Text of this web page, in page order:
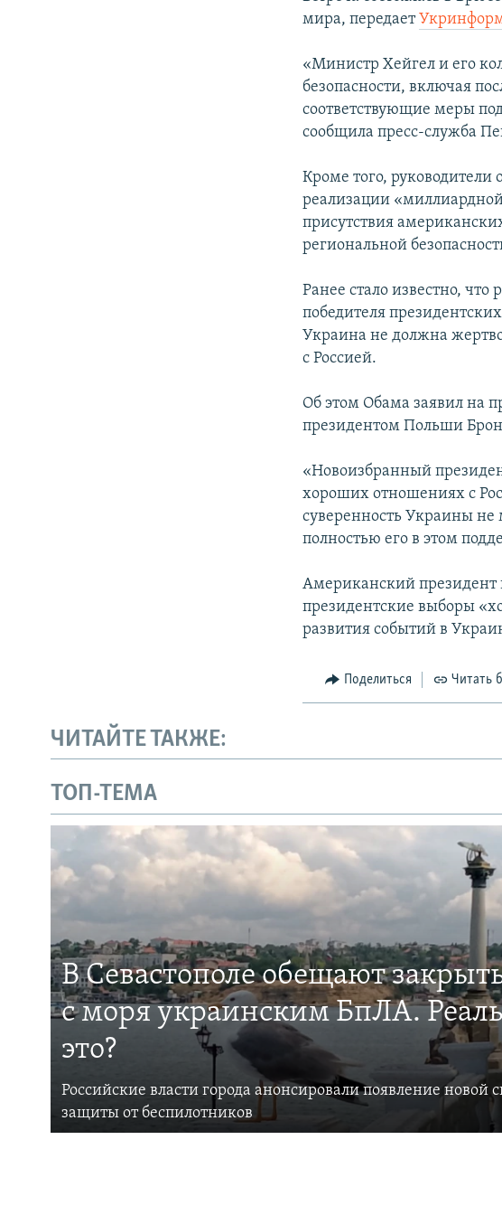
мира, передает
«Министр Хейгел и его
безопасности, включая
соответствующие меры
сообщила пресс-служба
Кроме того, руководители
реализации
присутствия
региональной
Ранее стало известно,
победителя
Украина не должна
с Россией.
Об этом Обама заявил на
президентом Польши
«Новоизбранный
хороших отношениях с
суверенность Украины
полностью его в этом
Американский президент
президентские выборы
развития событий в
Поделиться Читать
ЧИТАЙТЕ ТАКЖЕ:
ТОП-ТЕМА
В Севастополе обещают
с моря украинским БпЛА.
это?
Российские власти города анонсировали появление новой
защиты от беспилотников